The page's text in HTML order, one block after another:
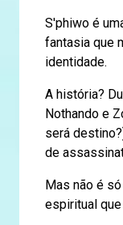
S'phiwo é
fantasia que
identidade.
A história?
Nothando e
será
de
Mas não é
espiritual